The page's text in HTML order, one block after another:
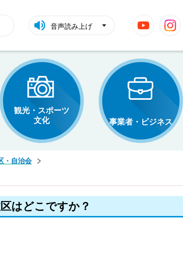
音声読み上げ
YouTube
観光・スポーツ
文化
事業者・ビジネス
・自治会
はどこですか？